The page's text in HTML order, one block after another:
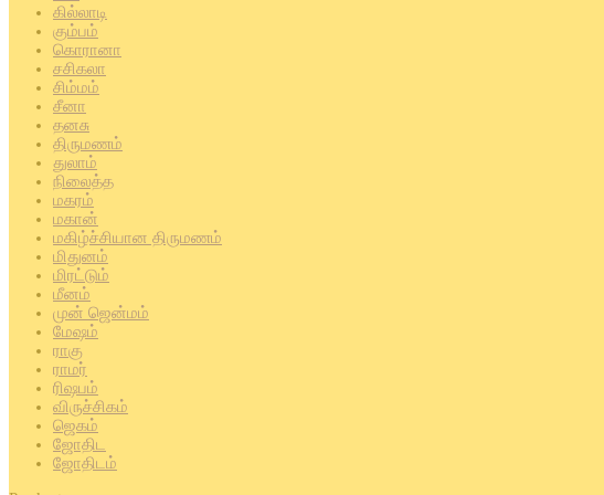
கில்லாடி
கும்பம்
கொரானா
சசிகலா
சிம்மம்
சீனா
தனசு
திருமணம்
துலாம்
நிலைத்த
மகரம்
மகான்
மகிழ்ச்சியான திருமணம்
மிதுனம்
மிரட்டும்
மீனம்
முன் ஜென்மம்
மேஷம்
ராகு
ராமர்
ரிஷபம்
விருச்சிகம்
ஜெகம்
ஜோதிட
ஜோதிடம்